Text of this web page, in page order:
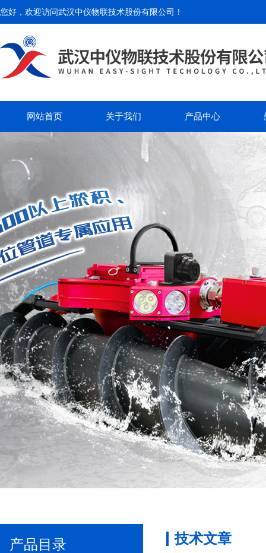
您好，欢迎访问武汉中仪物联技术股份有限公司 ！
网站首页 关于我们 产品中心
产品目录 技术文章